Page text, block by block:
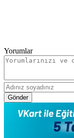
Yorumlar
Gönder